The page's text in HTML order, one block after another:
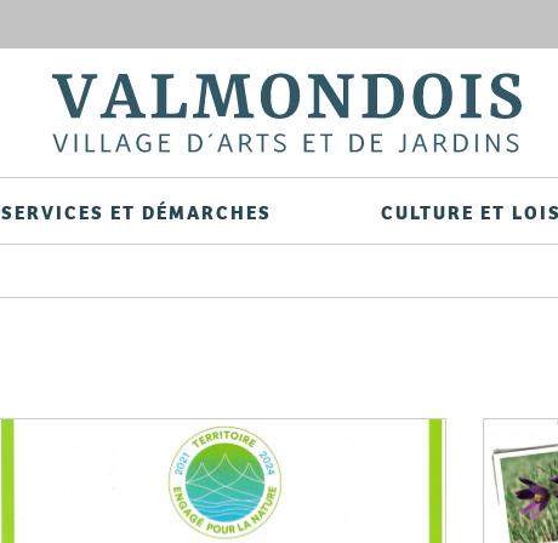
au
contenu
principal
SERVICES ET DÉMARCHES CULTURE ET